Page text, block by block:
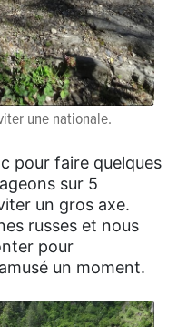
une nationale.
pour faire quelques
sur 5
un gros axe.
russes et nous
pour
un moment.